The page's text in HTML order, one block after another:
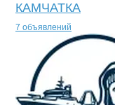
КАМЧАТКА
7 объявлений